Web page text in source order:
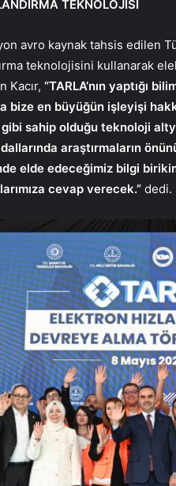
TEKNOLOJİSİ
avro kaynak tahsis edilen
teknolojisini kullanarak
Kacır, “TARLA’nın yaptığı
bize en büyüğün işleyişi
sahip olduğu teknoloji
araştırmaların
elde edeceğimiz bilgi
cevap verecek.” dedi.